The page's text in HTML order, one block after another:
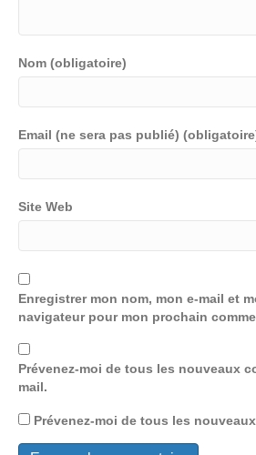
Nom (obligatoire)
Email (ne sera pas publié)
Site Web
Enregistrer mon nom, mon e-mail et
navigateur pour mon prochain
Prévenez-moi de tous les nouveaux
mail.
Prévenez-moi de tous les